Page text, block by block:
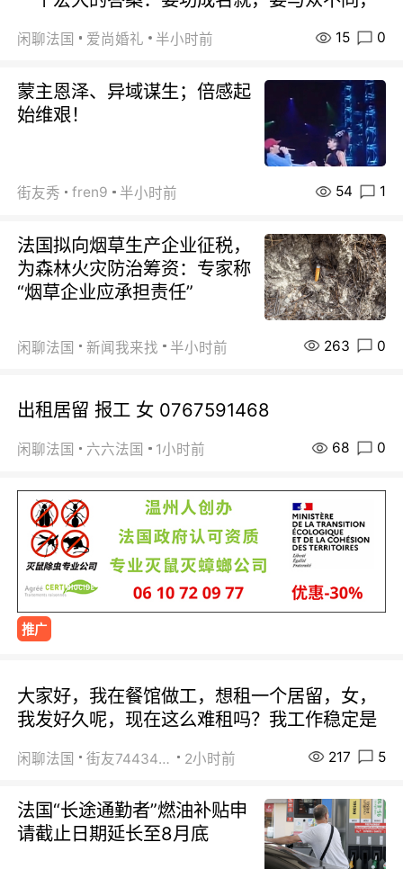
闲聊法国 爱尚婚礼 半小时前 15 0
蒙主恩泽、异域谋生；倍感起
始维艰！
街友秀 fren9 半小时前 54 1
法国拟向烟草生产企业征税，
为森林火灾防治筹资：专家称
“烟草企业应承担责任”
闲聊法国 新闻我来找 半小时前 263 0
出租居留 报工 女 0767591468
闲聊法国 六六法国 1小时前 68 0
推广
大家好，我在餐馆做工，想租一个居留，女，
我发好久呢，现在这么难租吗？我工作稳定是
闲聊法国 街友74434350 2小时前 217 5
法国“长途通勤者”燃油补贴申
请截止日期延长至8月底